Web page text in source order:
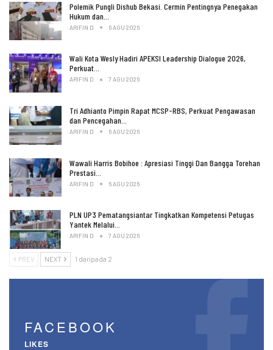
Polemik Pungli Dishub Bekasi. Cermin Pentingnya Penegakan
Hukum dan…
ARIFIN D 6 AGU 2026
Wali Kota Wesly Hadiri APEKSI Leadership Dialogue 2026,
Perkuat…
ARIFIN D 7 AGU 2026
Tri Adhianto Pimpin Rapat MCSP-RBS, Perkuat Pengawasan
dan Pencegahan…
ARIFIN D 6 AGU 2026
Wawali Harris Bobihoe : Apresiasi Tinggi Dan Bangga Torehan
Prestasi…
ARIFIN D 6 AGU 2026
PLN UP3 Pematangsiantar Tingkatkan Kompetensi Petugas
Yantek Melalui…
ARIFIN D 7 AGU 2026
PREV NEXT 1 daripada 2
FACEBOOK
LIKES